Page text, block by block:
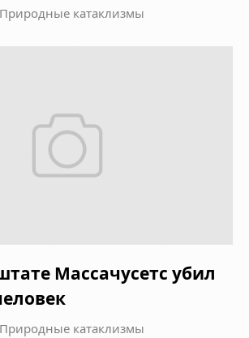
Природные катаклизмы
Массачусетс убил
Природные катаклизмы